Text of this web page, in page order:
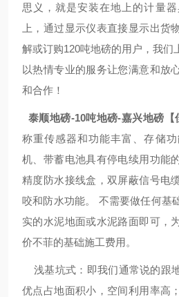
思义，就是安装在地上的计量
上，通过显示仪表直接显示出货
解或订购120吨地磅的用户，我们
以热情专业的服务让您满意和放
和合作！
泰顺地磅-10吨地磅-嘉兴地磅【
称重传感器和功能丰富、存储
机、带蓄电池具有停电续用功能
精度防水接线盒，双屏蔽信号电
咬和防水功能。 不需要做任何基
实的水泥地面或水泥路面即可，
价不菲的基础施工费用。
浅基坑式：即我们通常说的跟
优点占地面积小，空间利用率高